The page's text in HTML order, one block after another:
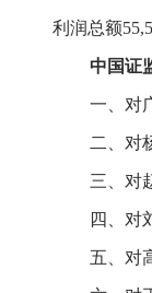
利润总额
中国证
一、对
二、对
三、对
四、对
五、对